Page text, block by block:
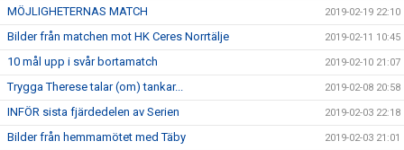
MÖJLIGHETERNAS MATCH 2019-02-19 22:10
Bilder från matchen mot HK Ceres Norrtälje 2019-02-11 10:45
10 mål upp i svår bortamatch 2019-02-10 21:07
Trygga Therese talar (om) tankar... 2019-02-08 20:58
INFÖR sista fjärdedelen av Serien 2019-02-03 22:18
Bilder från hemmamötet med Täby 2019-02-03 21:01